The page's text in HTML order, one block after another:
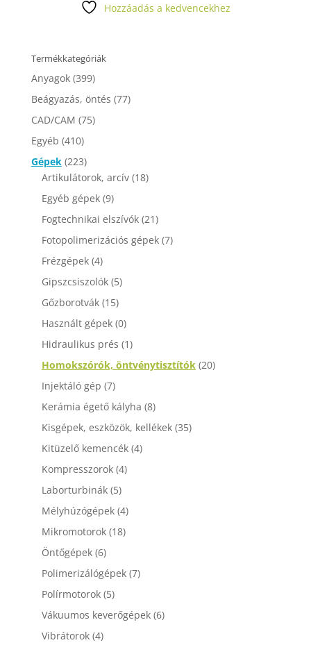
Hozzáadás a kedvencekhez
Termékkategóriák
Anyagok (399)
Beágyazás, öntés (77)
CAD/CAM (75)
Egyéb (410)
Gépek (223)
Artikulátorok, arcív (18)
Egyéb gépek (9)
Fogtechnikai elszívók (21)
Fotopolimerizációs gépek (7)
Frézgépek (4)
Gipszcsiszolók (5)
Gőzborotvák (15)
Használt gépek (0)
Hidraulikus prés (1)
Homokszórók, öntvénytisztítók (20)
Injektáló gép (7)
Kerámia égető kályha (8)
Kisgépek, eszközök, kellékek (35)
Kitüzelő kemencék (4)
Kompresszorok (4)
Laborturbinák (5)
Mélyhúzógépek (4)
Mikromotorok (18)
Öntőgépek (6)
Polimerizálógépek (7)
Polírmotorok (5)
Vákuumos keverőgépek (6)
Vibrátorok (4)